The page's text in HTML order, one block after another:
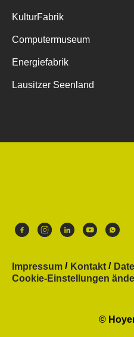
KulturFabrik
Computermuseum
Energiefabrik
Lausitzer Seenland
Impressum Kontakt
Cookie-Einstellungen
©